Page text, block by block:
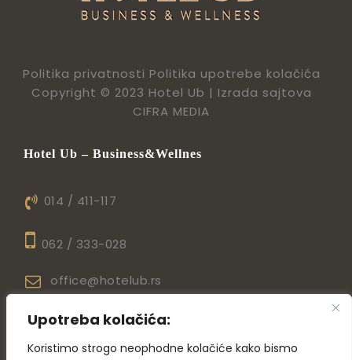
Upotreba kolačića:
Koristimo strogo neophodne kolačiće kako bismo
Politika privatnosti Politika upotrebe kolačića
Copyright © 2023 Hotel Ub | Izrada sajtova
CIFRA MEDIA
Hotel Ub – Business&Wellnes
014 / 411-117
062 / 333-028
office@hotelub.rs
Ulica Nemanje Matića 4,14210 Ub